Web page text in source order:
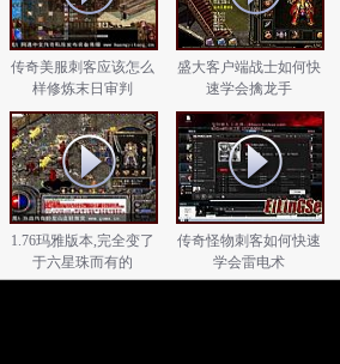
传奇美服刺客应该怎么
样修炼末日审判
盛大客户端战士如何快
速学会擒龙手
1.76玛雅版本,完全变了
于六星珠而有的
传奇怪物刺客如何快速
学会雷电术